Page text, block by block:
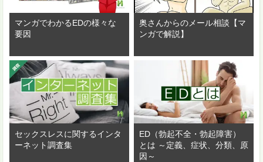
マンガでわかるEDの様々な
要因
奥さんからのメール相談【マ
ンガで解説】
セックスレスに関するインタ
ーネット調査集
ED（勃起不全・勃起障害）
とは ～定義、症状、分類、原
因～